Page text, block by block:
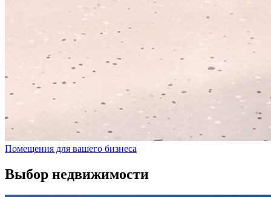
Помещения для вашего бизнеса
Выбор недвижимости